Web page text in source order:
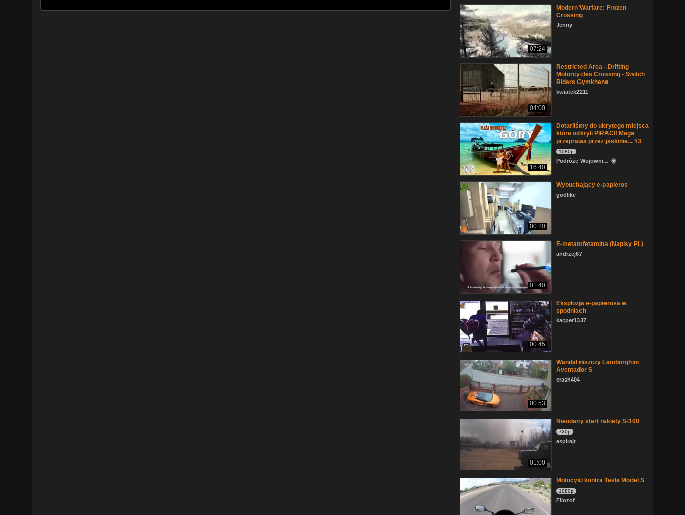
07:24
Modern Warfare: Frozen
Crossing
Jenny
04:00
Restricted Area - Drifting
Motorcycles Crossing - Switch
Riders Gymkhana
kwiatek2211
16:40
Dotarliśmy do ukrytego miejsca
które odkryli PIRACI! Mega
przeprawa przez jaskinie... #3
1080p
Podróże Wojowni...
00:20
Wybuchający e-papieros
godlike
01:40
E-metamfetamina (Napisy PL)
andrzej67
00:45
Eksplozja e-papierosa w
spodniach
kacper1337
00:53
Wandal niszczy Lamborghini
Aventador S
crash404
01:00
Nieudany start rakiety S-300
720p
aspirajt
Motocykl kontra Tesla Model S
1080p
Filozof